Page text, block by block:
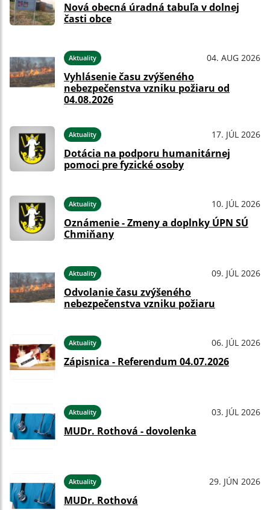
Nová obecná úradná tabuľa v dolnej
časti obce
Aktuality 04. AUG 2026
Vyhlásenie času zvýšeného
nebezpečenstva vzniku požiaru od
04.08.2026
Aktuality 17. JÚL 2026
Dotácia na podporu humanitárnej
pomoci pre fyzické osoby
Aktuality 10. JÚL 2026
Oznámenie - Zmeny a doplnky ÚPN SÚ
Chmiňany
Aktuality 09. JÚL 2026
Odvolanie času zvýšeného
nebezpečenstva vzniku požiaru
Aktuality 06. JÚL 2026
Zápisnica - Referendum 04.07.2026
Aktuality 03. JÚL 2026
MUDr. Rothová - dovolenka
Aktuality 29. JÚN 2026
MUDr. Rothová